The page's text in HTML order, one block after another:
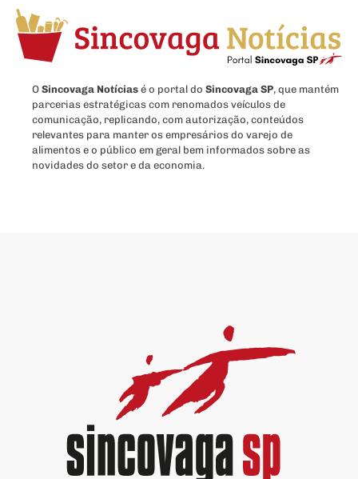
O Sincovaga Notícias é o portal do Sincovaga SP, que mantém
parcerias estratégicas com renomados veículos de
comunicação, replicando, com autorização, conteúdos
relevantes para manter os empresários do varejo de
alimentos e o público em geral bem informados sobre as
novidades do setor e da economia.